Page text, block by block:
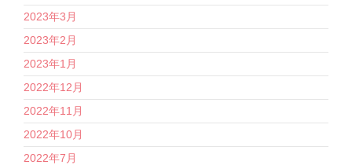
2023年3月
2023年2月
2023年1月
2022年12月
2022年11月
2022年10月
2022年7月